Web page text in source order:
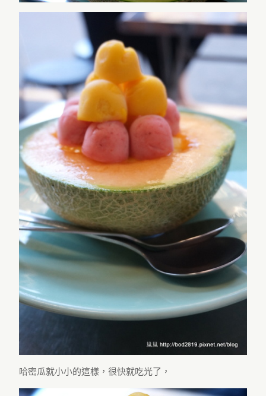
哈密瓜就小小的這樣，很快就吃光了，